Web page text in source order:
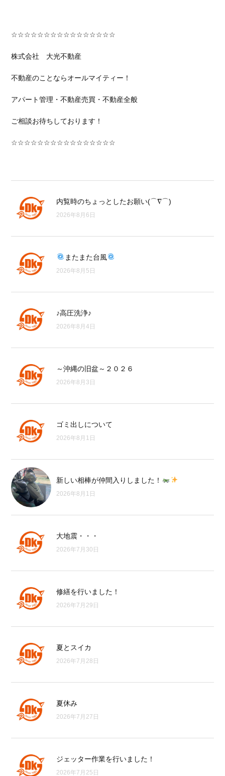
☆☆☆☆☆☆☆☆☆☆☆☆☆☆☆☆
株式会社 大光不動産
不動産のことならオールマイティー！
アパート管理・不動産売買・不動産全般
ご相談お待ちしております！
☆☆☆☆☆☆☆☆☆☆☆☆☆☆☆☆
内覧時のちょっとしたお願い(⌒∇⌒)
2026年8月6日
またまた台風
2026年8月5日
♪高圧洗浄♪
2026年8月4日
～沖縄の旧盆～２０２６
2026年8月3日
ゴミ出しについて
2026年8月1日
新しい相棒が仲間入りしました！
2026年8月1日
大地震・・・
2026年7月30日
修繕を行いました！
2026年7月29日
夏とスイカ
2026年7月28日
夏休み
2026年7月27日
ジェッター作業を行いました！
2026年7月25日